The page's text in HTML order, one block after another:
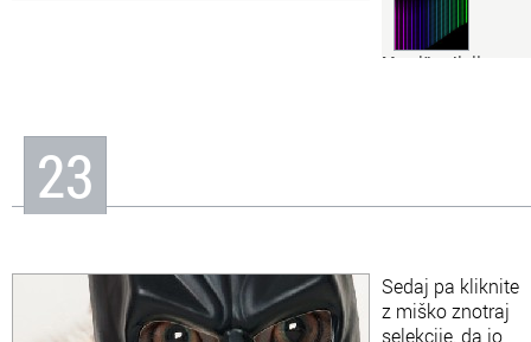
Mavrične linije
23
Sedaj pa kliknite
z miško znotraj
selekcije, da jo